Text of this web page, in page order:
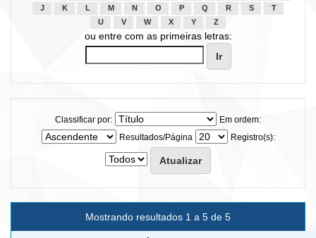
J
K L M N O P Q R S
T
U
V W X Y Z
ou entre com as primeiras letras:
Classificar por:
Em ordem:
Resultados/Página
Registro(s):
Mostrando resultados 1 a 5 de 5